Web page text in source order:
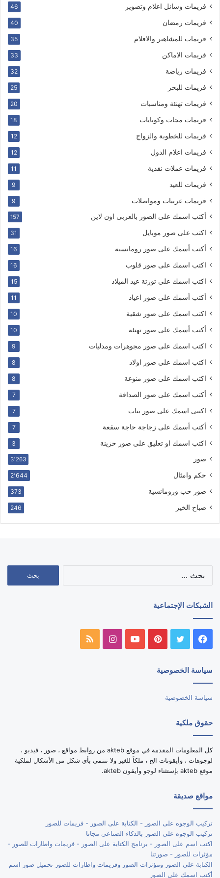
فريمات وسائل اعلام وتصوير 46
فريمات رمضان 40
فريمات للمشاهير والافلام 35
فريمات الاماكن 33
فريمات رياضة 32
فريمات للبحر 25
فريمات تهنئة ومناسبات 20
فريمات مجات وكوبايات 18
فريمات للخطوبة والزواج 12
فريمات اعلام الدول 12
فريمات عملات نقدية 11
فريمات للعيد 9
فريمات عربيات ومواصلات 9
أكتب اسمك على الصور بالعربى اون لاين 157
اكتب على صور موبايل 31
أكتب أسمك على صور رومانسية 16
اكتب اسمك على صور قلوب 16
اكتب اسمك على تورتة عيد الميلاد 15
أكتب أسمك على صور اعياد 11
اكتب اسمك على صور شقية 10
أكتب أسمك على صور تهنئة 10
اكتب اسمك على صور مجوهرات ومدليات 9
اكتب اسمك على صور اولاد 8
اكتب اسمك على صور منوعة 8
أكتب اسمك على صور الصداقة 7
اكتبى اسمك على صور بنات 7
أكتب أسمك على زجاجة حاجة سقعة 7
اكتب اسمك او تعليق على صور حزينة 3
صور 3٬263
حكم وامثال 2٬644
صور حب ورومانسية 373
صباح الخير 246
الشبكات الإجتماعية
فيسبوك تويتر بينتيريستيوتيوبانستقرامملخص
سياسة الخصوصية
سياسة الخصوصية
حقوق ملكية
كل المعلومات المقدمة في موقع akteb من روابط مواقع ، صور ، فيديو ،
لوجوهات ، وأيقونات الخ ، ملكاً للغير ولا تنتمى بأي شكل من الأشكال لملكية
موقع akteb بإستثناء لوجو وأيقون akteb.
مواقع صديقة
تركيب الوجوه على الصور - الكتابة على الصور - فريمات للصور
تركيب الوجوه على الصور بالذكاء الصناعى مجانا
اكتب اسم على الصور - برنامج الكتابة على الصور - فريمات واطارات للصور -
مؤثرات للصور - صورتنا
الكتابة على الصور ومؤثرات الصور وفريمات واطارات للصور تحميل صور اسم
أكتب اسمك على الصور